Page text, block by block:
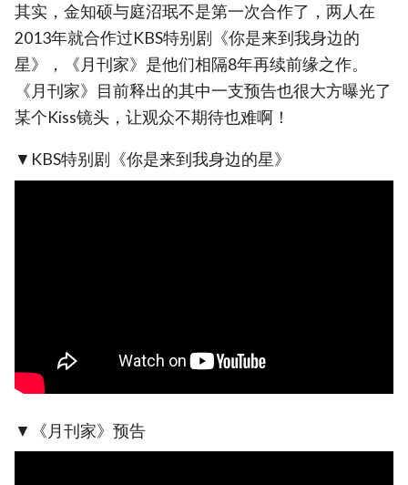
其实，金知硕与庭沼珉不是第一次合作了，两人在
2013年就合作过KBS特别剧《你是来到我身边的
星》，《月刊家》是他们相隔8年再续前缘之作。
《月刊家》目前释出的其中一支预告也很大方曝光了
某个Kiss镜头，让观众不期待也难啊！
▼KBS特别剧《你是来到我身边的星》
▼《月刊家》预告